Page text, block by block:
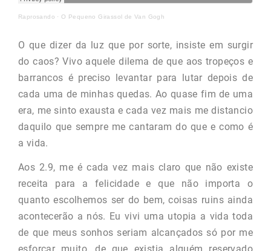
Raprosando ·O Pequeno Girassol de Van Gogh
O que dizer da luz que por sorte, insiste em surgir
do caos? Vivo aquele dilema de que aos tropeços e
barrancos é preciso levantar para lutar depois de
cada uma de minhas quedas. Ao quase fim de uma
era, me sinto exausta e cada vez mais me distancio
daquilo que sempre me cantaram do que e como é
a vida.
Aos 2.9, me é cada vez mais claro que não existe
receita para a felicidade e que não importa o
quanto escolhemos ser do bem, coisas ruins ainda
acontecerão a nós. Eu vivi uma utopia a vida toda
de que meus sonhos seriam alcançados só por me
esforçar muito, de que existia alguém reservado